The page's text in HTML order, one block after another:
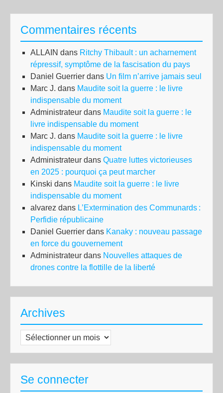
Commentaires récents
ALLAIN dans Ritchy Thibault : un acharnement
répressif, symptôme de la fascisation du pays
Daniel Guerrier dans Un film n’arrive jamais seul
Marc J. dans Maudite soit la guerre : le livre
indispensable du moment
Administrateur dans Maudite soit la guerre : le
livre indispensable du moment
Marc J. dans Maudite soit la guerre : le livre
indispensable du moment
Administrateur dans Quatre luttes victorieuses
en 2025 : pourquoi ça peut marcher
Kinski dans Maudite soit la guerre : le livre
indispensable du moment
alvarez dans L’Extermination des Communards :
Perfidie républicaine
Daniel Guerrier dans Kanaky : nouveau passage
en force du gouvernement
Administrateur dans Nouvelles attaques de
drones contre la flottille de la liberté
Archives
Archives
Se connecter